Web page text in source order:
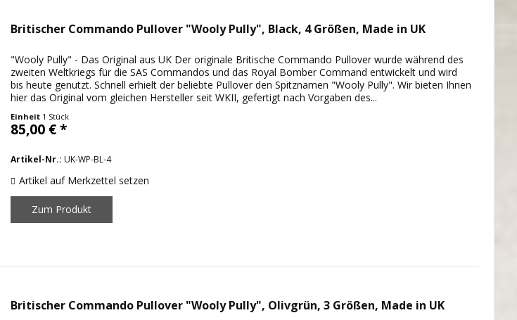
Britischer Commando Pullover "Wooly Pully", Black, 4 Größen, Made in UK
"Wooly Pully" - Das Original aus UK Der originale Britische Commando Pullover wurde während des
zweiten Weltkriegs für die SAS Commandos und das Royal Bomber Command entwickelt und wird
bis heute genutzt. Schnell erhielt der beliebte Pullover den Spitznamen "Wooly Pully". Wir bieten Ihnen
hier das Original vom gleichen Hersteller seit WKII, gefertigt nach Vorgaben des...
Einheit 1 Stück
85,00 € *
Artikel-Nr.: UK-WP-BL-4
Artikel auf Merkzettel setzen
Zum Produkt
Britischer Commando Pullover "Wooly Pully", Olivgrün, 3 Größen, Made in UK